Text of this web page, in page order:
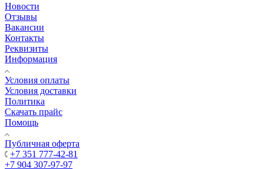
Новости
Отзывы
Вакансии
Контакты
Реквизиты
Информация
Условия оплаты
Условия доставки
Политика
Скачать прайс
Помощь
Публичная оферта
+7 351 777-42-81
+7 904 307-97-97